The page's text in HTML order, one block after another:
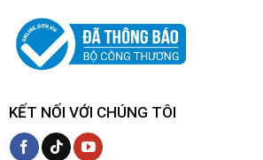
KẾT NỐI VỚI CHÚNG TÔI